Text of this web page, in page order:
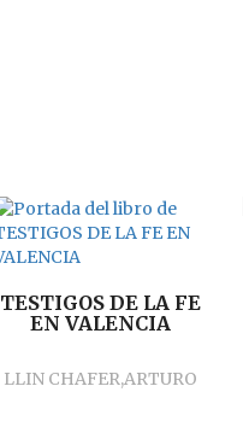
TESTIGOS DE LA FE
EN VALENCIA
LLIN CHAFER,ARTURO